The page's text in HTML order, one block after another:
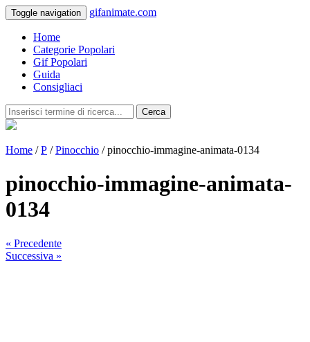
Toggle navigation gifanimate.com
Home
Categorie Popolari
Gif Popolari
Guida
Consigliaci
Cerca
Home /P /Pinocchio / pinocchio-immagine-animata-0134
pinocchio-immagine-animata-
0134
« Precedente
Successiva »